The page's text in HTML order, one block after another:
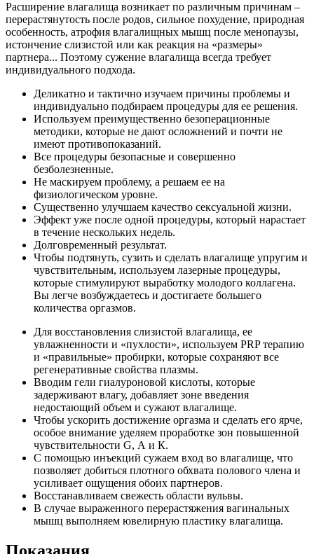
Расширение влагалища возникает по различным причинам –
перерастянутость после родов, сильное похудение, природная
особенность, атрофия влагалищных мышц после менопаузы,
истончение слизистой или как реакция на «размеры»
партнера... Поэтому сужение влагалища всегда требует
индивидуального подхода.
Деликатно и тактично изучаем причины проблемы и
индивидуально подбираем процедуры для ее решения.
Используем преимущественно безоперационные
методики, которые не дают осложнений и почти не
имеют противопоказаний.
Все процедуры безопасные и совершенно
безболезненные.
Не маскируем проблему, а решаем ее на
физиологическом уровне.
Существенно улучшаем качество сексуальной жизни.
Эффект уже после одной процедуры, который нарастает
в течение нескольких недель.
Долговременный результат.
Чтобы подтянуть, сузить и сделать влагалище упругим и
чувствительным, используем лазерные процедуры,
которые стимулируют выработку молодого коллагена.
Вы легче возбуждаетесь и достигаете большего
количества оргазмов.
Для восстановления слизистой влагалища, ее
увлажненности и «пухлости», используем PRP терапию
и «правильные» пробирки, которые сохраняют все
регенеративные свойства плазмы.
Вводим гели гиалуроновой кислоты, которые
задерживают влагу, добавляет зоне введения
недостающий объем и сужают влагалище.
Чтобы ускорить достижение оргазма и сделать его ярче,
особое внимание уделяем проработке зон повышенной
чувствительности G, А и К.
С помощью инъекций сужаем вход во влагалище, что
позволяет добиться плотного обхвата полового члена и
усиливает ощущения обоих партнеров.
Восстанавливаем свежесть области вульвы.
В случае выраженного перерастяжения вагинальных
мышц выполняем ювелирную пластику влагалища.